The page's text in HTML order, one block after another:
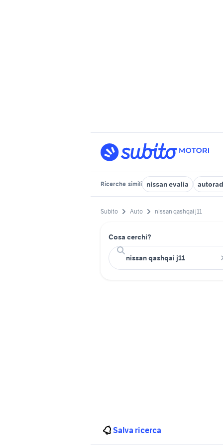
Ricerche simili nissan evalia
Subito Auto nissan qashqai j11
Cosa cerchi?
Salva ricerca